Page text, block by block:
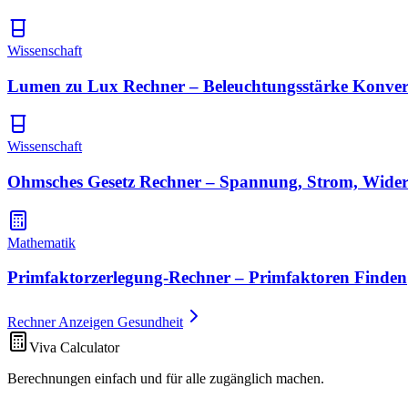
Wissenschaft
Lumen zu Lux Rechner – Beleuchtungsstärke
Wissenschaft
Ohmsches Gesetz Rechner – Spannung, Strom,
Mathematik
Primfaktorzerlegung-Rechner – Primfaktoren Finden
Rechner Anzeigen Gesundheit
Viva Calculator
Berechnungen einfach und für alle zugänglich machen.